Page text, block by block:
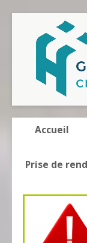
Accueil
Prise de